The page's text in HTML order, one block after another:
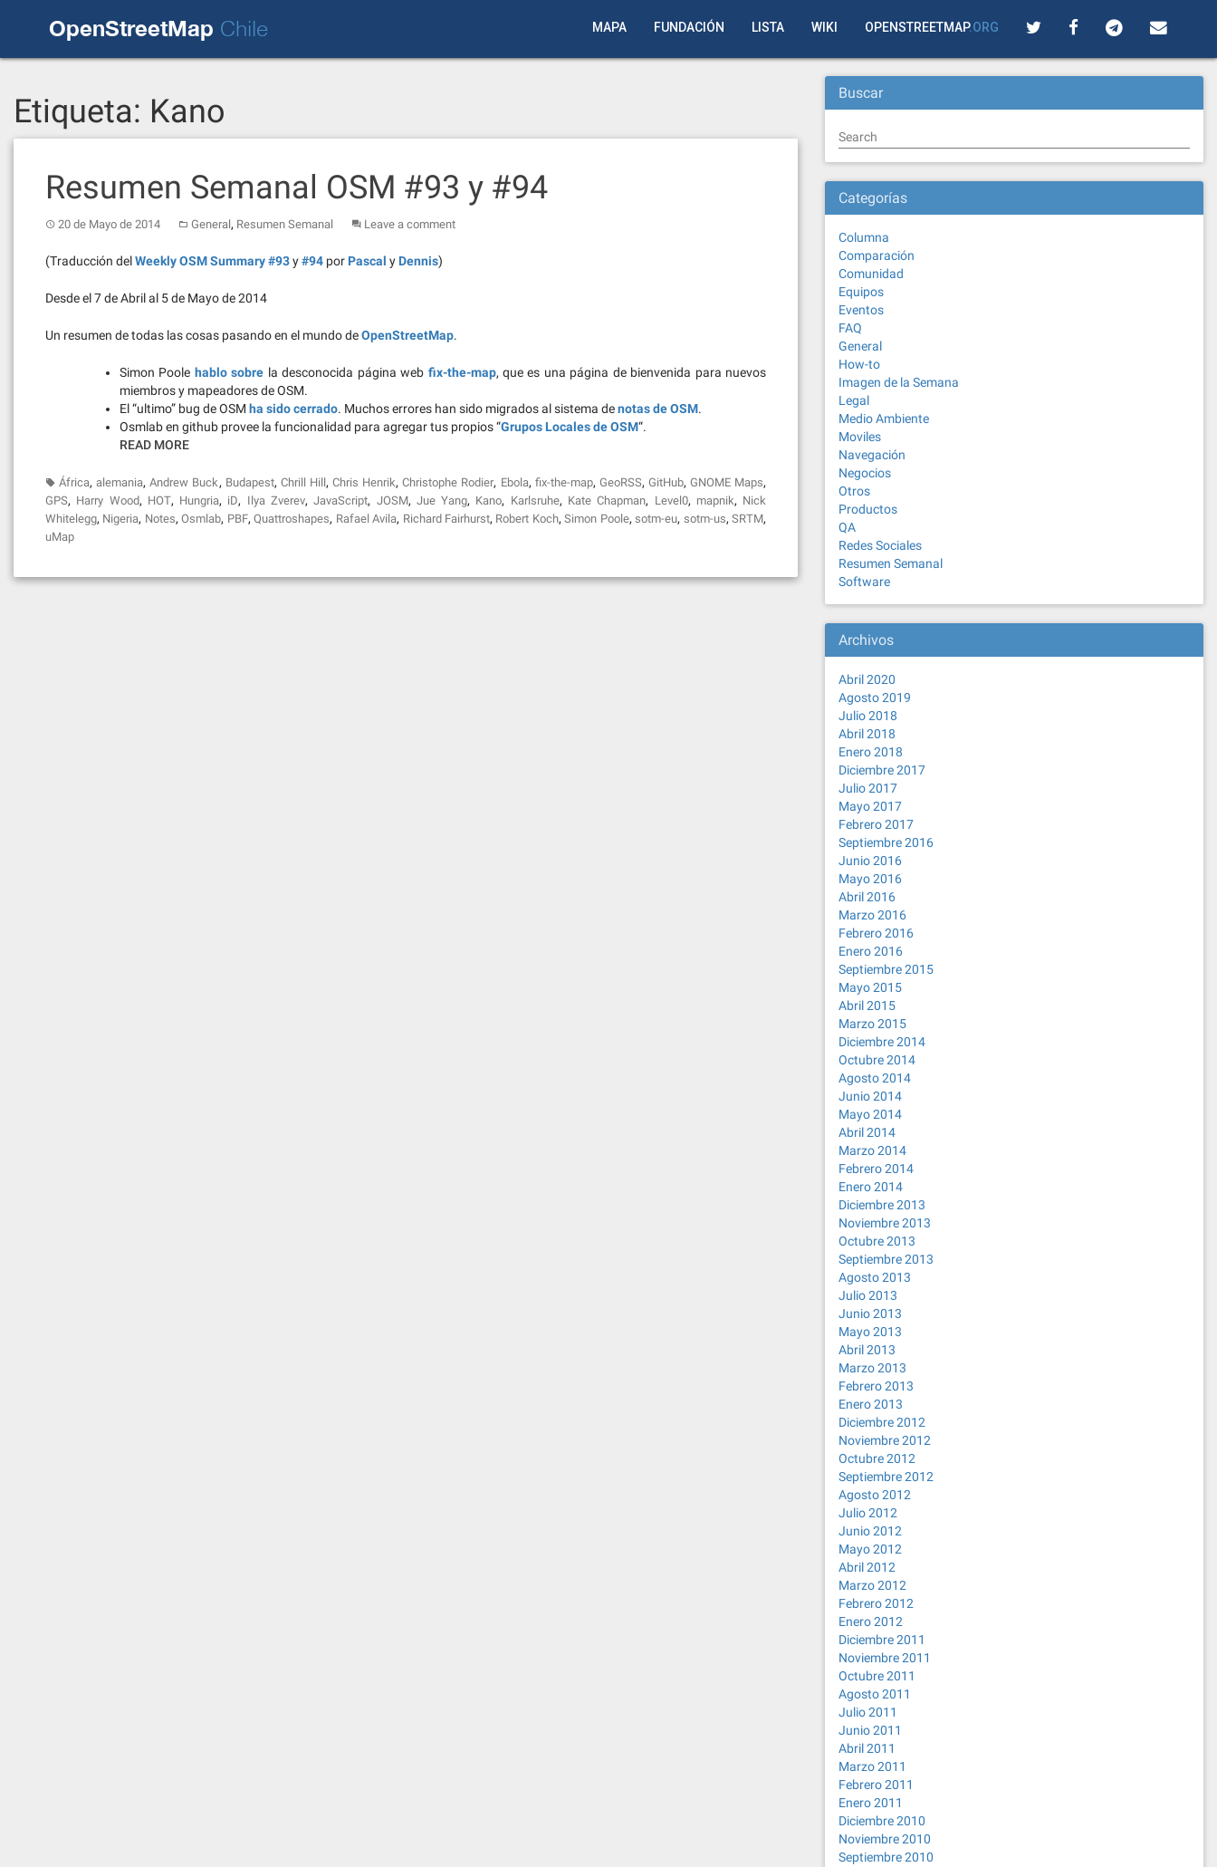
OpenStreetMap Chile MAPA FUNDACIÓN LISTA WIKI OPENSTREETMAP.ORG
Etiqueta: Kano
Resumen Semanal OSM #93 y #94
20 de Mayo de 2014 General, Resumen Semanal Leave a comment
(Traducción delWeekly OSM Summary #93y#94 por Pascal y Dennis)
Desde el 7 de Abril al 5 de Mayo de 2014
Un resumen de todas las cosas pasando en el mundo deOpenStreetMap.
Simon Poole hablo sobre la desconocida página web fix-the-map, que es una página de bienvenida para nuevos
miembros y mapeadores de OSM.
El “ultimo” bug de OSM ha sido cerrado. Muchos errores han sido migrados al sistema denotas de OSM.
Osmlab en github provee la funcionalidad para agregar tus propios “Grupos Locales de OSM“.
READ MORE
África,alemania,Andrew Buck, Budapest, Chrill Hill, Chris Henrik,Christophe Rodier, Ebola, fix-the-map, GeoRSS, GitHub, GNOME Maps,
GPS, Harry Wood, HOT, Hungria, iD, Ilya Zverev,JavaScript, JOSM, Jue Yang, Kano, Karlsruhe, Kate Chapman, Level0, mapnik, Nick
Whitelegg, Nigeria, Notes,Osmlab, PBF,Quattroshapes, Rafael Avila, Richard Fairhurst, Robert Koch,Simon Poole,sotm-eu, sotm-us, SRTM,
uMap
Buscar
Search
Categorías
Columna
Comparación
Comunidad
Equipos
Eventos
FAQ
General
How-to
Imagen de la Semana
Legal
Medio Ambiente
Moviles
Navegación
Negocios
Otros
Productos
QA
Redes Sociales
Resumen Semanal
Software
Archivos
Abril 2020
Agosto 2019
Julio 2018
Abril 2018
Enero 2018
Diciembre 2017
Julio 2017
Mayo 2017
Febrero 2017
Septiembre 2016
Junio 2016
Mayo 2016
Abril 2016
Marzo 2016
Febrero 2016
Enero 2016
Septiembre 2015
Mayo 2015
Abril 2015
Marzo 2015
Diciembre 2014
Octubre 2014
Agosto 2014
Junio 2014
Mayo 2014
Abril 2014
Marzo 2014
Febrero 2014
Enero 2014
Diciembre 2013
Noviembre 2013
Octubre 2013
Septiembre 2013
Agosto 2013
Julio 2013
Junio 2013
Mayo 2013
Abril 2013
Marzo 2013
Febrero 2013
Enero 2013
Diciembre 2012
Noviembre 2012
Octubre 2012
Septiembre 2012
Agosto 2012
Julio 2012
Junio 2012
Mayo 2012
Abril 2012
Marzo 2012
Febrero 2012
Enero 2012
Diciembre 2011
Noviembre 2011
Octubre 2011
Agosto 2011
Julio 2011
Junio 2011
Abril 2011
Marzo 2011
Febrero 2011
Enero 2011
Diciembre 2010
Noviembre 2010
Septiembre 2010